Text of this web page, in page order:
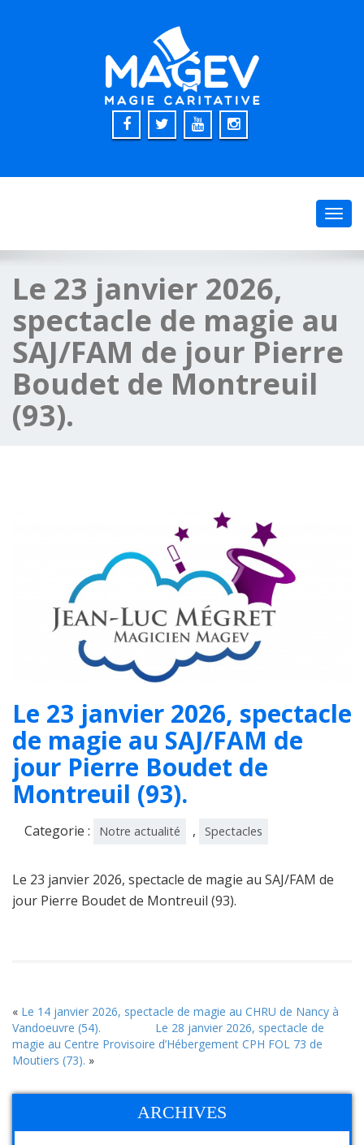
Le 23 janvier 2026,
spectacle de magie au
SAJ/FAM de jour Pierre
Boudet de Montreuil
(93).
Le 23 janvier 2026, spectacle
de magie au SAJ/FAM de
jour Pierre Boudet de
Montreuil (93).
Categorie : Notre actualité , Spectacles
Le 23 janvier 2026, spectacle de magie au SAJ/FAM de
jour Pierre Boudet de Montreuil (93).
« Le 14 janvier 2026, spectacle de magie au CHRU de Nancy à
Vandoeuvre (54).
Le 28 janvier 2026, spectacle de
magie au Centre Provisoire d’Hébergement CPH FOL 73 de
Moutiers (73). »
ARCHIVES